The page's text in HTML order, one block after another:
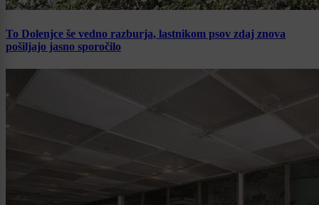
To Dolenjce še vedno razburja, lastnikom psov zdaj znova
pošiljajo jasno sporočilo